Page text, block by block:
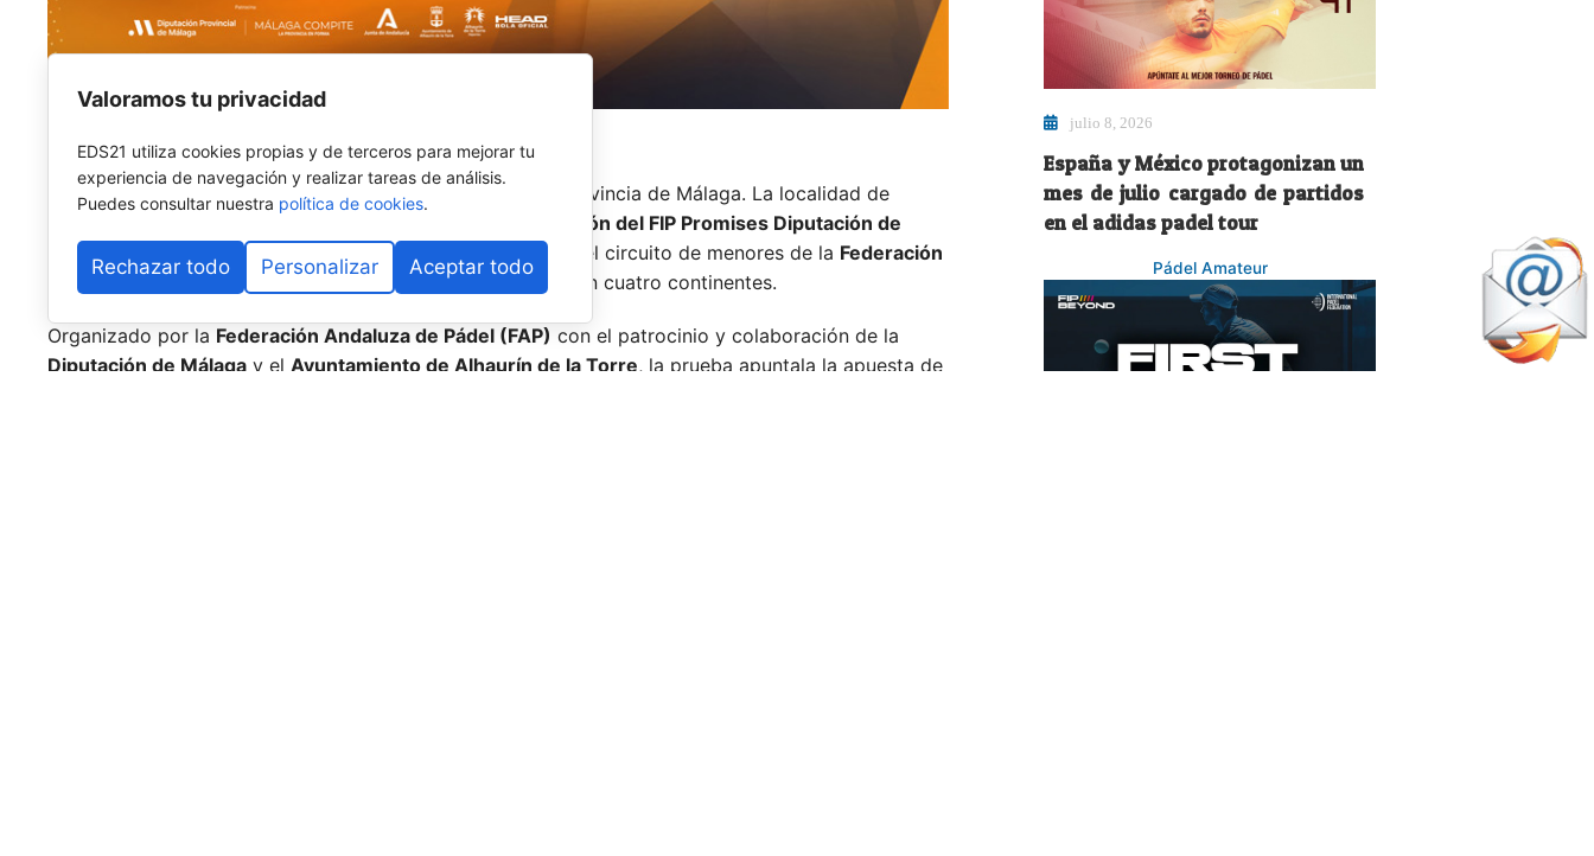
El pádel base internacional vuelve a fijar su mirada en la provincia de Málaga. La localidad de
sexta edición del FIP Promises Diputación de
Málaga
, uno de los torneos más longevos y consolidados del circuito de menores de la Federación
Internacional de Pádel (FIP) , cuya estructura se despliega en cuatro continentes.
Organizado por la Federación Andaluza de Pádel (FAP) con el patrocinio y colaboración de la
Diputación de Málaga y el Ayuntamiento de Alhaurín de la Torre, la prueba apuntala la apuesta de
julio 8, 2026
España y México protagonizan un
mes de julio cargado de partidos
en el adidas padel tour
Pádel Amateur
Valoramos tu privacidad
EDS21 utiliza cookies propias y de terceros para mejorar tu
experiencia de navegación y realizar tareas de análisis.
Puedes consultar nuestra política de cookies.
Rechazar todo Personalizar Aceptar todo